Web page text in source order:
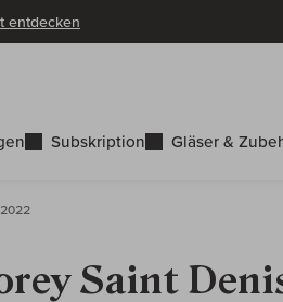
entdecken
Subskription Gläser &
Saint